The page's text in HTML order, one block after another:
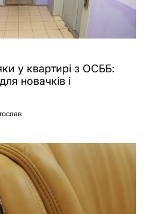
у квартирі з ОСББ:
новачків і